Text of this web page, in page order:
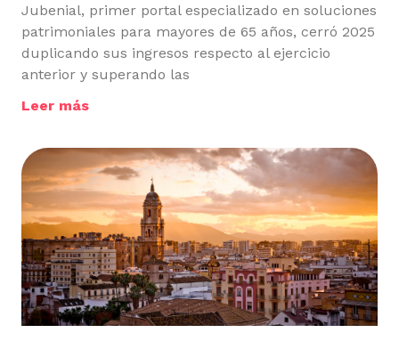
Jubenial, primer portal especializado en soluciones
patrimoniales para mayores de 65 años, cerró 2025
duplicando sus ingresos respecto al ejercicio
anterior y superando las
Leer más